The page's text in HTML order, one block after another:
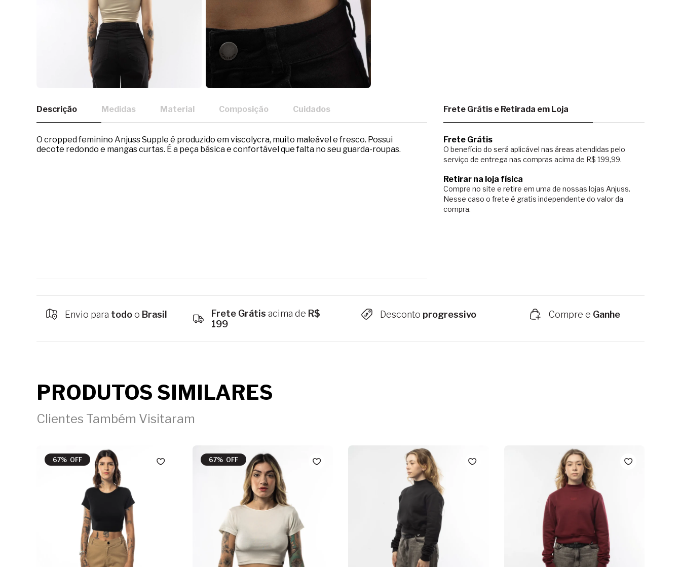
Descrição Material Composição Cuidados
Medidas
O cropped feminino Anjuss Supple é produzido em viscolycra, muito maleável e fresco. Possui
decote redondo e mangas curtas. É a peça básica e confortável que falta no seu guarda-roupas.
Frete Grátis e Retirada em Loja
Frete Grátis
O benefício do será aplicável nas áreas atendidas pelo
serviço de entrega nas compras acima de R$ 199,99.
Retirar na loja física
Compre no site e retire em uma de nossas lojas Anjuss.
Nesse caso o frete é gratis independente do valor da
compra.
Envio para todoo Brasil Frete Grátis acima de R$
199
Desconto progressivo Compre e Ganhe
PRODUTOS SIMILARES
Clientes Também Visitaram
67% OFF 67% OFF